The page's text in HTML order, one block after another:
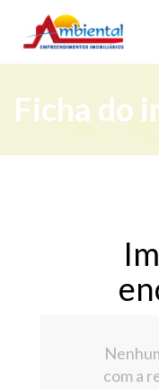
Ficha do
com a